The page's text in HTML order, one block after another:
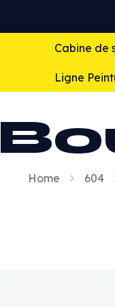
Cabine de
Ligne
Home 604